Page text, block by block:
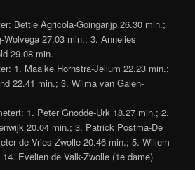
Bettie Agricola-Goingarijp 26.30 min.;
Wolvega 27.03 min.; 3. Annelies
29.08 min.
1. Maaike Hornstra-Jellum 22.23 min.;
22.41 min.; 3. Wilma van Galen-
1. Peter Gnodde-Urk 18.27 min.; 2.
20.04 min.; 3. Patrick Postma-De
de Vries-Zwolle 20.46 min.; 5. Willem
Evelien de Valk-Zwolle (1e dame)